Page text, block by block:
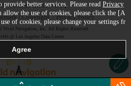
Starter Guide
FAQ
/ Copyright Privacy Policy
Vivid Navigation, Inc. All Rights Reserved.
@ Los Angeles Data Center
better services. Please read Privacy
the use of cookies, please click the [A
of cookies, please change your settings fr